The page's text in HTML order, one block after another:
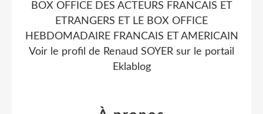
BOX OFFICE DES ACTEURS FRANCAIS ET
ETRANGERS ET LE BOX OFFICE
HEBDOMADAIRE FRANCAIS ET AMERICAIN
Voir le profil de Renaud SOYER sur le portail
Eklablog